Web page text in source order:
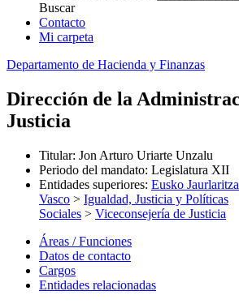
Buscar
Contacto
Mi carpeta
Departamento de Hacienda y Finanzas
Dirección de la
Justicia
Titular: Jon Arturo Uriarte Unzalu
Periodo del mandato: Legislatura XII
Entidades superiores: Eusko
Vasco > Igualdad, Justicia y Políticas
Sociales > Viceconsejería de Justicia
Áreas / Funciones
Datos de contacto
Cargos
Entidades relacionadas